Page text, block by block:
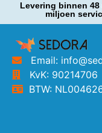
Levering binnen
miljoen
Email:
KvK: 90214706
BTW: